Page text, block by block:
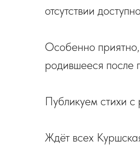
отсутствии
Особенно
родившееся после
Публикуем стихи
Ждёт всех